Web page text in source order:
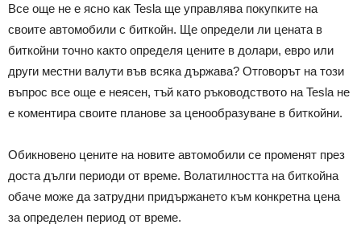
Все още не е ясно как Tesla ще управлява покупките на
своите автомобили с биткойн. Ще определи ли цената в
биткойни точно както определя цените в долари, евро или
други местни валути във всяка държава? Отговорът на този
въпрос все още е неясен, тъй като ръководството на Tesla не
е коментира своите планове за ценообразуване в биткойни.
Обикновено цените на новите автомобили се променят през
доста дълги периоди от време. Волатилността на биткойна
обаче може да затрудни придържането към конкретна цена
за определен период от време.